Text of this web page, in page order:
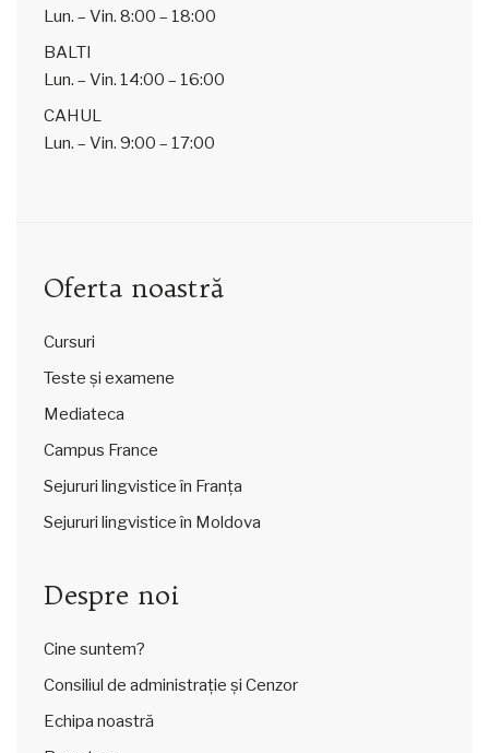
Lun. – Vin. 8:00 – 18:00
BALTI
Lun. – Vin. 14:00 – 16:00
CAHUL
Lun. – Vin. 9:00 – 17:00
Oferta noastră
Cursuri
Teste și examene
Mediateca
Campus France
Sejururi lingvistice în Franța
Sejururi lingvistice în Moldova
Despre noi
Cine suntem?
Consiliul de administrație și Cenzor
Echipa noastră